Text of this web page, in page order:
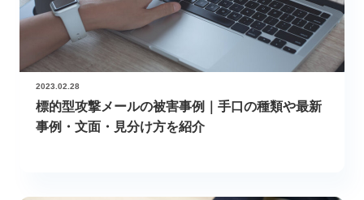
2023.02.28
標的型攻撃メールの被害事例｜手口の種類や最新
事例・文面・見分け方を紹介